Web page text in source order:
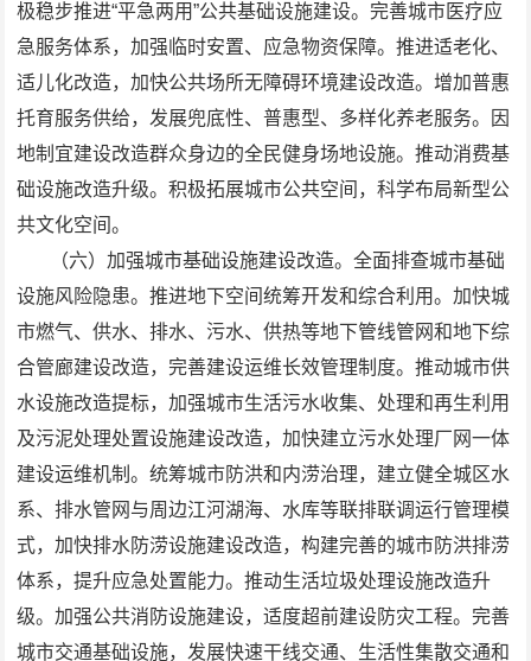
极稳步推进“平急两用”公共基础设施建设。完善城市医疗应
急服务体系，加强临时安置、应急物资保障。推进适老化、
适儿化改造，加快公共场所无障碍环境建设改造。增加普惠
托育服务供给，发展兜底性、普惠型、多样化养老服务。因
地制宜建设改造群众身边的全民健身场地设施。推动消费基
础设施改造升级。积极拓展城市公共空间，科学布局新型公
共文化空间。
（六）加强城市基础设施建设改造。全面排查城市基础
设施风险隐患。推进地下空间统筹开发和综合利用。加快城
市燃气、供水、排水、污水、供热等地下管线管网和地下综
合管廊建设改造，完善建设运维长效管理制度。推动城市供
水设施改造提标，加强城市生活污水收集、处理和再生利用
及污泥处理处置设施建设改造，加快建立污水处理厂网一体
建设运维机制。统筹城市防洪和内涝治理，建立健全城区水
系、排水管网与周边江河湖海、水库等联排联调运行管理模
式，加快排水防涝设施建设改造，构建完善的城市防洪排涝
体系，提升应急处置能力。推动生活垃圾处理设施改造升
级。加强公共消防设施建设，适度超前建设防灾工程。完善
城市交通基础设施，发展快速干线交通、生活性集散交通和